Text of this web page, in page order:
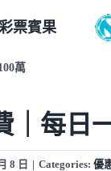
票賓果
萬
｜每日
8 日 | Categories: 優